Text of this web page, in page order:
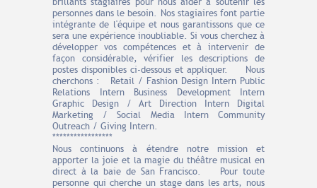
personnes dans le besoin. Nos stagiaires font partie
intégrante de l'équipe et nous garantissons que ce
sera une expérience inoubliable. Si vous cherchez à
développer vos compétences et à intervenir de
façon considérable, vérifier les descriptions de
postes disponibles ci-dessous et appliquer. Nous
cherchons : Retail / Fashion Design Intern Public
Relations Intern Business Development Intern
Graphic Design / Art Direction Intern Digital
Marketing / Social Media Intern Community
Outreach / Giving Intern.
*****************
Nous continuons à étendre notre mission et
apporter la joie et la magie du théâtre musical en
direct à la baie de San Francisco. Pour toute
personne qui cherche un stage dans les arts, nous